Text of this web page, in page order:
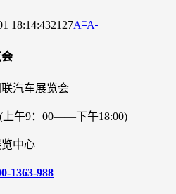
18:14:432127A+A-
汽车展览会
上午9：00——下午18:00)
中心
1363-988